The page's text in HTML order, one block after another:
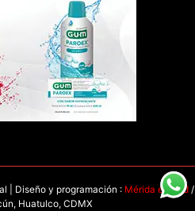
| Diseño y programación : Mérida en Red /
Huatulco, CDMX